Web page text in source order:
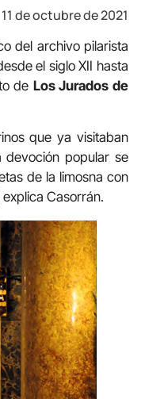
11 de octubre de 2021
del archivo pilarista
el siglo XII hasta
de Los Jurados de
que ya visitaban
devoción popular se
de la limosna con
Casorrán.